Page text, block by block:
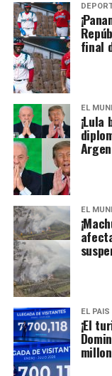
final
EL
EL
EL PAIS
¡El